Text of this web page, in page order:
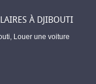
À DJIBOUTI
, Louer une voiture